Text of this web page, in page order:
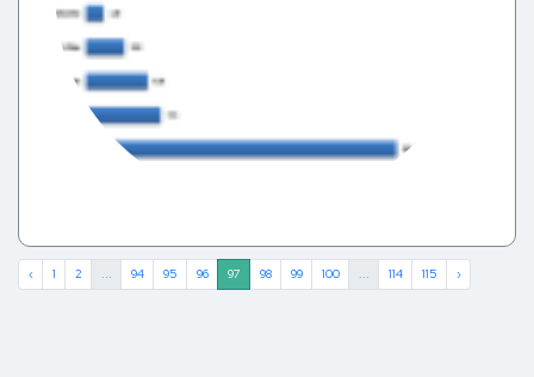
‹ 1 2 ... 94 95 96 97 98 99 100 ... 114 115 ›